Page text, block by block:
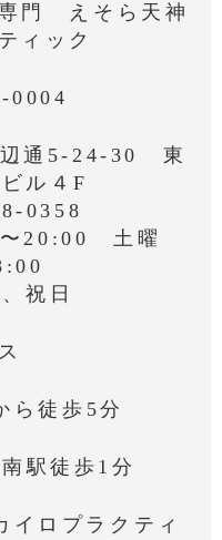
門 えそら天神
ィック
0004
辺通5-24-30 東
ル４F
0358
20:00 土曜
祝日
ら徒歩5分
駅徒歩1分
イロプラクティ